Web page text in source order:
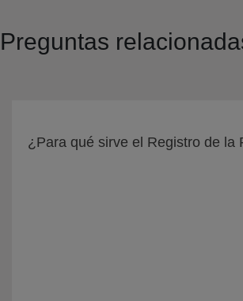
Preguntas
¿Para qué sirve el Registro de la